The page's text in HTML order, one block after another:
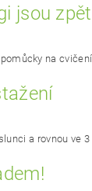
jsou
na cvičení
a rovnou ve 3